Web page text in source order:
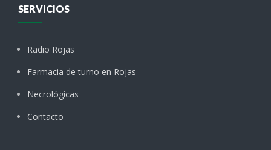
SERVICIOS
Radio Rojas
Farmacia de turno en Rojas
Necrológicas
Contacto